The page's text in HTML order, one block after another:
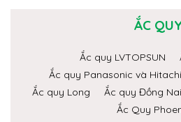
ẮC
Ắc quy LVTOPSUN
Ắc quy Panasonic và Hitachi
Ắc quy Long
Ắc quy Đồng Nai
Ắc Quy